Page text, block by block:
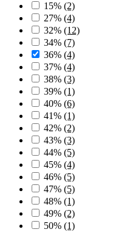
15% (2)
27% (4)
32% (12)
34% (7)
36% (4)
37% (4)
38% (3)
39% (1)
40% (6)
41% (1)
42% (2)
43% (3)
44% (5)
45% (4)
46% (5)
47% (5)
48% (1)
49% (2)
50% (1)